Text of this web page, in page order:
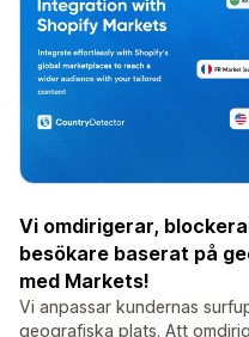
Vi omdirigerar,
besökare baserat på
med Markets!
Vi anpassar kundernas
geografiska plats. Att